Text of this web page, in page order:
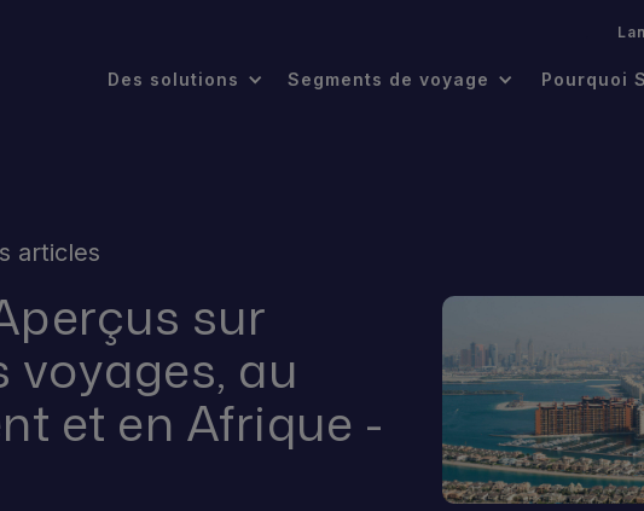
Des solutions Segments de voyage Pourquoi
articles
sur
au
et en Afrique -